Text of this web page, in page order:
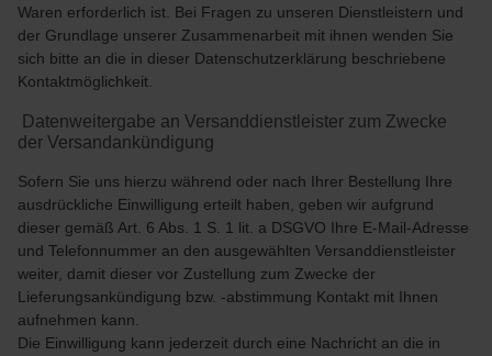
Waren erforderlich ist. Bei Fragen zu unseren Dienstleistern und
der Grundlage unserer Zusammenarbeit mit ihnen wenden Sie
sich bitte an die in dieser Datenschutzerklärung beschriebene
Kontaktmöglichkeit.
Datenweitergabe an Versanddienstleister zum Zwecke
der Versandankündigung
Sofern Sie uns hierzu während oder nach Ihrer Bestellung Ihre
ausdrückliche Einwilligung erteilt haben, geben wir aufgrund
dieser gemäß Art. 6 Abs. 1 S. 1 lit. a DSGVO Ihre E-Mail-Adresse
und Telefonnummer an den ausgewählten Versanddienstleister
weiter, damit dieser vor Zustellung zum Zwecke der
Lieferungsankündigung bzw. -abstimmung Kontakt mit Ihnen
aufnehmen kann.
Die Einwilligung kann jederzeit durch eine Nachricht an die in